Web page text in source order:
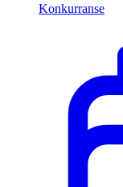
Konkurranse